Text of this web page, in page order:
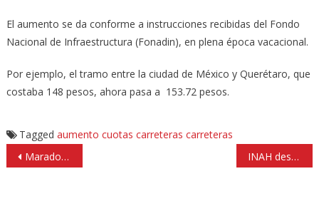
El aumento se da conforme a instrucciones recibidas del Fondo
Nacional de Infraestructura (Fonadin), en plena época vacacional.
Por ejemplo, el tramo entre la ciudad de México y Querétaro, que
costaba 148 pesos, ahora pasa a 153.72 pesos.
Tagged aumento cuotas carreteras carreteras
Navegación
de
Maradona y su extravagante forma de beber INAH descubre el verdadero «zócalo» de la CDMX #Video